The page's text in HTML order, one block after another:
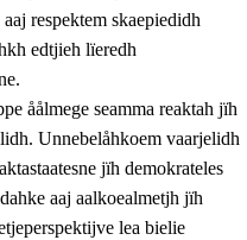
etihkeles vuajnoe
jïh
byjresegoerkesevoete
respektem skaepiedidh
edtjieh lïeredh
åålmege seamma reaktah jïh
Unnebelåhkoem vaarjelidh
jïh demokrateles
aaj aalkoealmetjh jïh
lea bielie